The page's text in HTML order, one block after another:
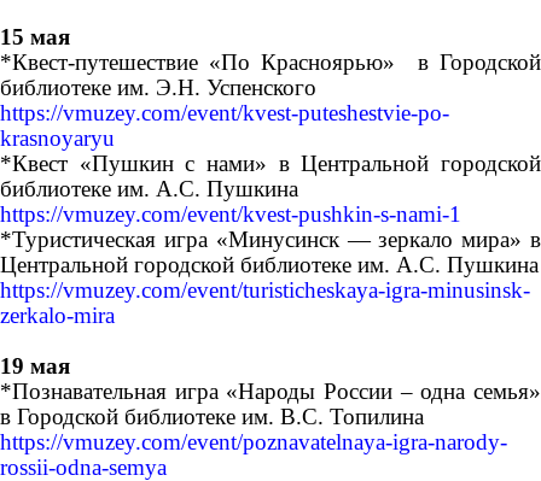
15 мая
*Квест-путешествие «По Красноярью»
в Городской
библиотеке им. Э.Н. Успенского
https://vmuzey.com/event/kvest-puteshestvie-po-
krasnoyaryu
*Квест «Пушкин с нами» в Центральной городской
библиотеке им. А.С. Пушкина
https://vmuzey.com/event/kvest-pushkin-s-nami-1
*Туристическая игра «Минусинск — зеркало мира» в
Центральной городской библиотеке им. А.С. Пушкина
https://vmuzey.com/event/turisticheskaya-igra-minusinsk-
zerkalo-mira
19 мая
*Познавательная игра «Народы России – одна семья»
в Городской библиотеке им. В.С. Топилина
https://vmuzey.com/event/poznavatelnaya-igra-narody-
rossii-odna-semya